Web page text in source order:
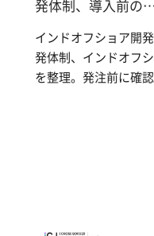
発体制、導入前の
インドオフショア開
発体制、インドオフ
を整理。発注前に確